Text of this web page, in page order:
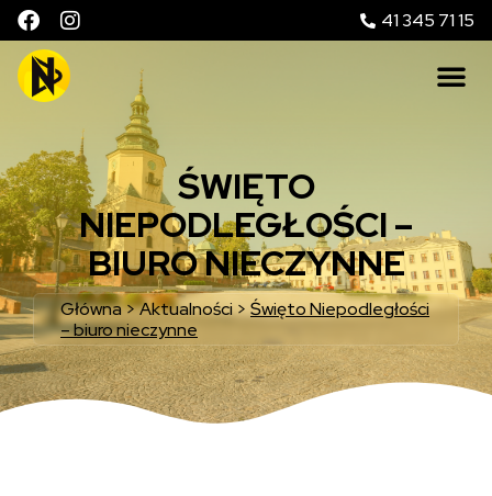
41 345 71 15
ŚWIĘTO
NIEPODLEGŁOŚCI –
BIURO NIECZYNNE
Główna>Aktualności> Święto Niepodległości
– biuro nieczynne